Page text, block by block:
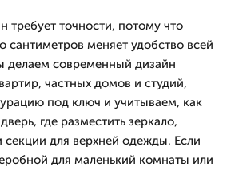
требует точности, потому что
сантиметров меняет удобство всей
делаем современный дизайн
частных домов и студий,
под ключ и учитываем, как
где разместить зеркало,
секции для верхней одежды. Если
для маленький комнаты или